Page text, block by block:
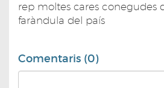
rep moltes cares conegudes
faràndula del país
Comentaris (0)